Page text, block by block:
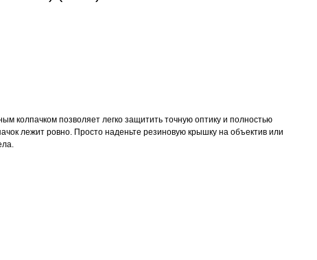
колпачком позволяет легко защитить точную оптику и полностью
лежит ровно. Просто наденьте резиновую крышку на объектив или